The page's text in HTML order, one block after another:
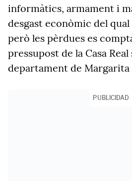
informàtics, armament i
desgast econòmic del
però les pèrdues es
pressupost de la Casa
departament de Margarita
PUBLICIDAD